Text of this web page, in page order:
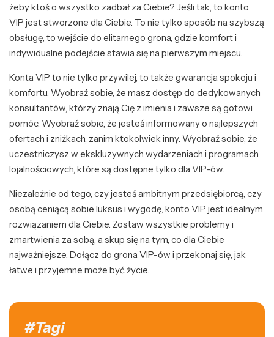
żeby ktoś o wszystko zadbał za Ciebie? Jeśli tak, to konto
VIP jest stworzone dla Ciebie. To nie tylko sposób na szybszą
obsługę, to wejście do elitarnego grona, gdzie komfort i
indywidualne podejście stawia się na pierwszym miejscu.
Konta VIP to nie tylko przywilej, to także gwarancja spokoju i
komfortu. Wyobraź sobie, że masz dostęp do dedykowanych
konsultantów, którzy znają Cię z imienia i zawsze są gotowi
pomóc. Wyobraź sobie, że jesteś informowany o najlepszych
ofertach i zniżkach, zanim ktokolwiek inny. Wyobraź sobie, że
uczestniczysz w ekskluzywnych wydarzeniach i programach
lojalnościowych, które są dostępne tylko dla VIP-ów.
Niezależnie od tego, czy jesteś ambitnym przedsiębiorcą, czy
osobą ceniącą sobie luksus i wygodę, konto VIP jest idealnym
rozwiązaniem dla Ciebie. Zostaw wszystkie problemy i
zmartwienia za sobą, a skup się na tym, co dla Ciebie
najważniejsze. Dołącz do grona VIP-ów i przekonaj się, jak
łatwe i przyjemne może być życie.
#Tagi